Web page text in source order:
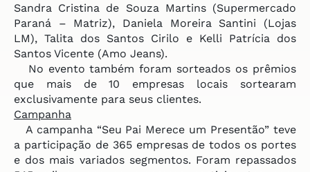
Sandra Cristina de Souza Martins (Supermercado
Paraná – Matriz), Daniela Moreira Santini (Lojas
LM), Talita dos Santos Cirilo e Kelli Patrícia dos
Santos Vicente (Amo Jeans).
No evento também foram sorteados os prêmios
que mais de 10 empresas locais sortearam
exclusivamente para seus clientes.
Campanha
A campanha “Seu Pai Merece um Presentão” teve
a participação de 365 empresas de todos os portes
e dos mais variados segmentos. Foram repassados